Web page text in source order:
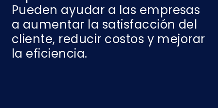
Pueden ayudar a las empresas
a aumentar la satisfacción del
cliente, reducir costos y mejorar
la eficiencia.